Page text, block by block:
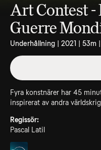
Art Contest -
Guerre
Underhållning | 2021 | 53m
Fyra konstnärer har 45
inspirerat av andra
Regissör:
Pascal Latil